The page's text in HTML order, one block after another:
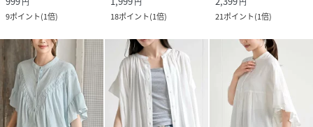
9ポイント(1倍)
18ポイント(1倍)
21ポイント(1倍)